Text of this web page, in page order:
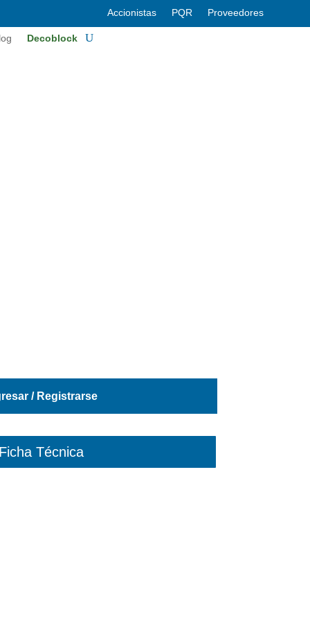
Accionistas PQR Proveedores
Decoblock
/ Registrarse
Ficha Técnica